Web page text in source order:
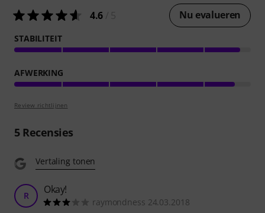
4.6 Nu evalueren
STABILITEIT
AFWERKING
Review richtlijnen
5Recensies
Vertaling tonen
R Okay!
raymondness 24.03.2018